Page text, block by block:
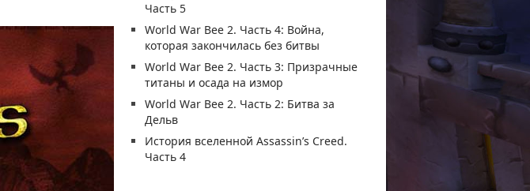
Часть 5
World War Bee 2. Часть 4: Война,
которая закончилась без битвы
World War Bee 2. Часть 3: Призрачные
титаны и осада на измор
World War Bee 2. Часть 2: Битва за
Дельв
История вселенной Assassin’s Creed.
Часть 4